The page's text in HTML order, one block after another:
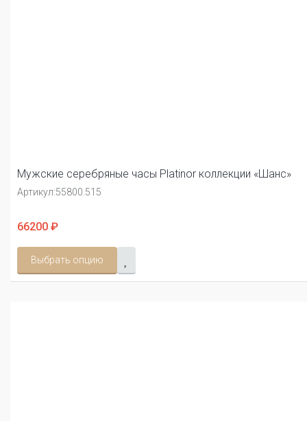
Мужские серебряные часы Platinor коллекции «Шанс»
Артикул:55800.515
66200 ₽
Выбрать опцию